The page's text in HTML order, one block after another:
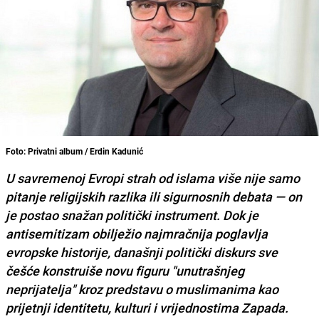
Foto: Privatni album / Erdin Kadunić
U savremenoj Evropi strah od islama više nije samo
pitanje religijskih razlika ili sigurnosnih debata — on
je postao snažan politički instrument. Dok je
antisemitizam obilježio najmračnija poglavlja
evropske historije, današnji politički diskurs sve
češće konstruiše novu figuru "unutrašnjeg
neprijatelja" kroz predstavu o muslimanima kao
prijetnji identitetu, kulturi i vrijednostima Zapada.